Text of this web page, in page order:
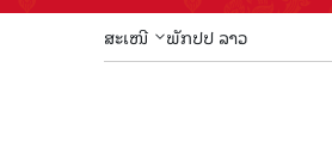
ສະເໜີ ພັກປປ ລາວ